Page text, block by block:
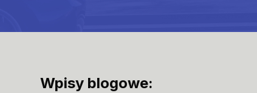
Wpisy blogowe: